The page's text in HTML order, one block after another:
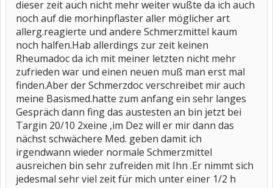
dieser zeit auch nicht mehr weiter wußte da ich auch
noch auf die morhinpflaster aller möglicher art
allerg.reagierte und andere Schmerzmittel kaum
noch halfen.Hab allerdings zur zeit keinen
Rheumadoc da ich mit meiner letzten nicht mehr
zufrieden war und einen neuen muß man erst mal
finden.Aber der Schmerzdoc verschreibet mir auch
meine Basismed.hatte zum anfang ein sehr langes
Gespräch dann fing das austesten an bin jetzt bei
Targin 20/10 2xeine ,im Dez will er mir dann das
nächst schwächere Med. geben damit ich
irgendwann wieder normale Schmerzmittel
ausreichen bin sehr zufreiden mit Ihn .Er nimmt sich
jedesmal sehr viel zeit für mich unter einer 1/2 h